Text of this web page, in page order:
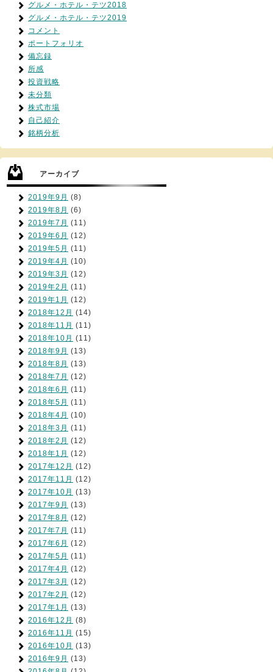
グルメ・ホテル・テツ2018
グルメ・ホテル・テツ2019
コメント
ポートフォリオ
備忘録
所感
投資戦略
未分類
株式市場
自己紹介
銘柄分析
アーカイブ
2019年9月 (8)
2019年8月 (6)
2019年7月 (11)
2019年6月 (12)
2019年5月 (11)
2019年4月 (10)
2019年3月 (12)
2019年2月 (11)
2019年1月 (12)
2018年12月 (14)
2018年11月 (11)
2018年10月 (11)
2018年9月 (13)
2018年8月 (13)
2018年7月 (12)
2018年6月 (11)
2018年5月 (11)
2018年4月 (10)
2018年3月 (11)
2018年2月 (12)
2018年1月 (12)
2017年12月 (12)
2017年11月 (12)
2017年10月 (13)
2017年9月 (13)
2017年8月 (12)
2017年7月 (11)
2017年6月 (12)
2017年5月 (11)
2017年4月 (12)
2017年3月 (12)
2017年2月 (12)
2017年1月 (13)
2016年12月 (8)
2016年11月 (15)
2016年10月 (13)
2016年9月 (13)